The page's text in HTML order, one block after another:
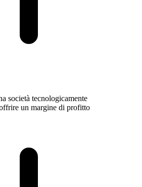
società tecnologicamente
un margine di profitto